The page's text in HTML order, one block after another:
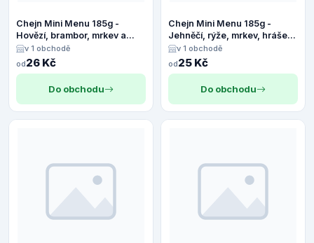
Chejn Mini Menu 185g -
Hovězí, brambor, mrkev a
tymián
v 1 obchodě
od26 Kč
Do obchodu
Chejn Mini Menu 185g -
Jehněčí, rýže, mrkev, hrášek
a rozmarýn
v 1 obchodě
od25 Kč
Do obchodu